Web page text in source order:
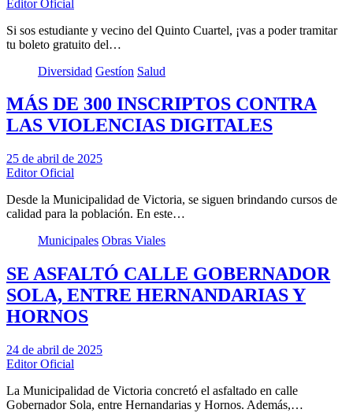
Editor Oficial
Si sos estudiante y vecino del Quinto Cuartel, ¡vas a poder tramitar
tu boleto gratuito del…
Diversidad Gestíon Salud
MÁS DE 300 INSCRIPTOS CONTRA
LAS VIOLENCIAS DIGITALES
25 de abril de 2025
Editor Oficial
Desde la Municipalidad de Victoria, se siguen brindando cursos de
calidad para la población. En este…
Municipales Obras Viales
SE ASFALTÓ CALLE GOBERNADOR
SOLA, ENTRE HERNANDARIAS Y
HORNOS
24 de abril de 2025
Editor Oficial
La Municipalidad de Victoria concretó el asfaltado en calle
Gobernador Sola, entre Hernandarias y Hornos. Además,…